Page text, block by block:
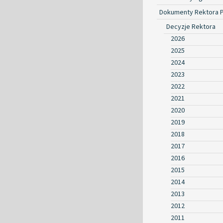
Dokumenty Rektora
Decyzje Rektora
2026
2025
2024
2023
2022
2021
2020
2019
2018
2017
2016
2015
2014
2013
2012
2011